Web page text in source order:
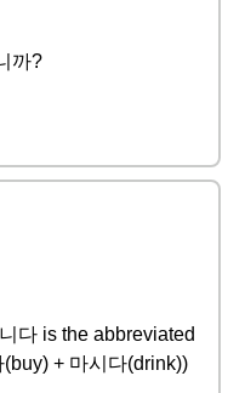
까?
다 is the abbreviated
+ 마시다(drink))